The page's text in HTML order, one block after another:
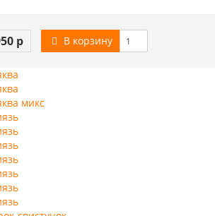
р В корзину
микс